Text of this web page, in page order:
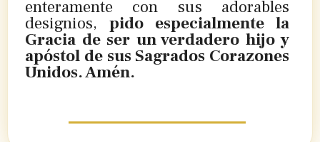
enteramente con sus adorables
designios, pido especialmente la
Gracia de ser un verdadero hijo y
apóstol de sus Sagrados Corazones
Unidos. Amén.